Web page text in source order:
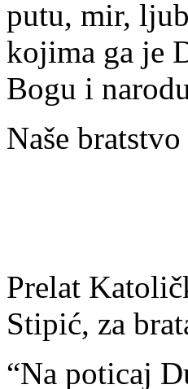
putu, mir,
kojima ga je
Bogu i
Naše
Prelat
Stipić, za
“Na poticaj